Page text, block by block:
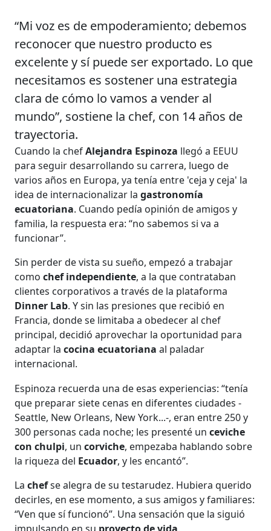
“Mi voz es de empoderamiento; debemos
reconocer que nuestro producto es
excelente y sí puede ser exportado. Lo que
necesitamos es sostener una estrategia
clara de cómo lo vamos a vender al
mundo”, sostiene la chef, con 14 años de
trayectoria.
Cuando la chefAlejandra Espinoza llegó a EEUU
para seguir desarrollando su carrera, luego de
varios años en Europa, ya tenía entre 'ceja y ceja' la
idea de internacionalizar lagastronomía
ecuatoriana. Cuando pedía opinión de amigos y
familia, la respuesta era: “no sabemos si va a
funcionar”.
Sin perder de vista su sueño, empezó a trabajar
comochef independiente, a la que contrataban
clientes corporativos a través de la plataforma
Dinner Lab. Y sin las presiones que recibió en
Francia, donde se limitaba a obedecer al chef
principal, decidió aprovechar la oportunidad para
adaptar lacocina ecuatoriana al paladar
internacional.
Espinoza recuerda una de esas experiencias: “tenía
que preparar siete cenas en diferentes ciudades -
Seattle, New Orleans, New York...-, eran entre 250 y
300 personas cada noche; les presenté unceviche
con chulpi, uncorviche, empezaba hablando sobre
la riqueza del Ecuador, y les encantó”.
La chefse alegra de su testarudez. Hubiera querido
decirles, en ese momento, a sus amigos y familiares:
“Ven que sí funcionó”. Una sensación que la siguió